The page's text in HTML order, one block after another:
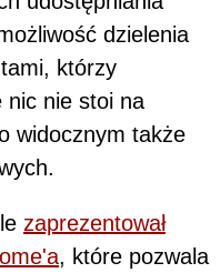
dzielenia
którzy
nic nie stoi na
widocznym także
zaprezentował
, które pozwala